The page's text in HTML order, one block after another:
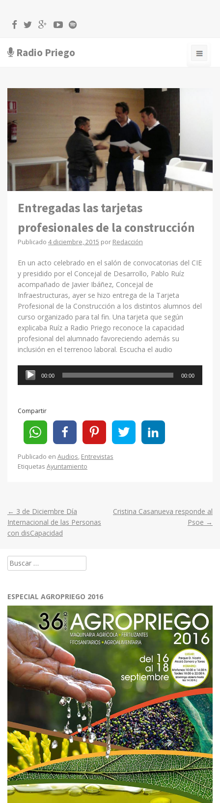
Radio Priego
Entregadas las tarjetas
profesionales de la construcción
Publicado 4 diciembre, 2015 por Redacción
En un acto celebrado en el salón de convocatorias del CIE
y presidido por el Concejal de Desarrollo, Pablo Ruíz
acompañado de Javier Ibáñez, Concejal de
Infraestructuras, ayer se hizo entrega de la Tarjeta
Profesional de la Construcción a los distintos alumnos del
curso organizado para tal fin. Una tarjeta que según
explicaba Ruíz a Radio Priego reconoce la capacidad
profesional del alumnado favoreciendo además su
inclusión en el terrenoo laboral. Escucha el audio
Reproductor
00:00 00:00
Compartir
Publicado en Audios, Entrevistas
Etiquetas Ayuntamiento
Post
navigation
← 3 de Diciembre Día
Internacional de las Personas
con disCapacidad
Cristina Casanueva responde al
Psoe →
Buscar:
ESPECIAL AGROPRIEGO 2016